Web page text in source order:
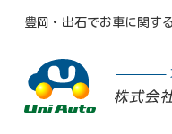
豊岡・出石でお車に関す